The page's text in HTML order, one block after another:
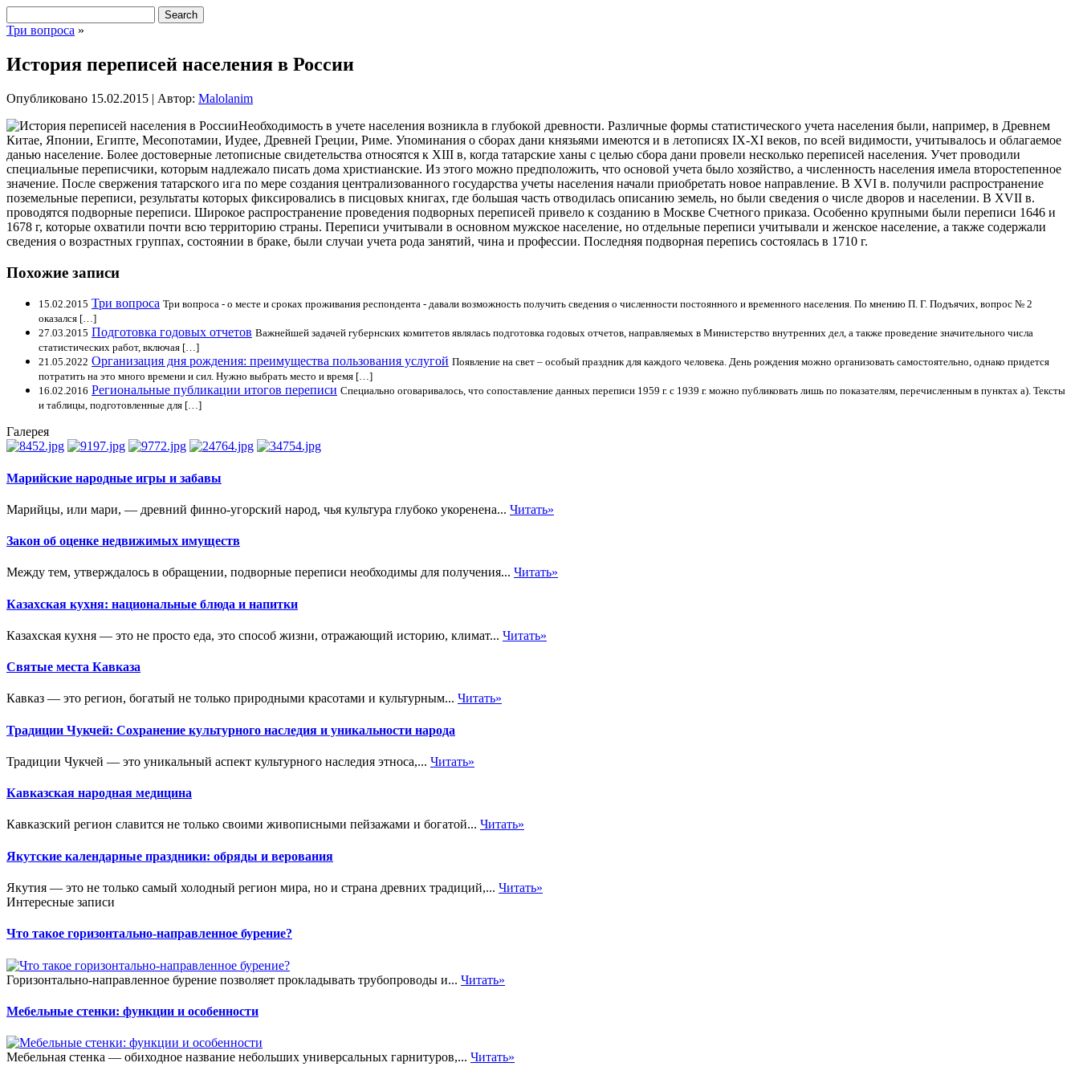
Три вопроса »
История переписей населения в России
Опубликовано 15.02.2015 | Автор: Malolanim
Необходимость в учете населения возникла в глубокой древности. Различные формы статистического учета населения были, например, в Древнем
Китае, Японии, Египте, Месопотамии, Иудее, Древней Греции, Риме. Упоминания о сборах дани князьями имеются и в летописях IX-XI веков, по всей видимости, учитывалось и облагаемое
данью население. Более достоверные летописные свидетельства относятся к XIII в, когда татарские ханы с целью сбора дани провели несколько переписей населения. Учет проводили
специальные переписчики, которым надлежало писать дома христианские. Из этого можно предположить, что основой учета было хозяйство, а численность населения имела второстепенное
значение. После свержения татарского ига по мере создания централизованного государства учеты населения начали приобретать новое направление. В XVI в. получили распространение
поземельные переписи, результаты которых фиксировались в писцовых книгах, где большая часть отводилась описанию земель, но были сведения о числе дворов и населении. В XVII в.
проводятся подворные переписи. Широкое распространение проведения подворных переписей привело к созданию в Москве Счетного приказа. Особенно крупными были переписи 1646 и
1678 г, которые охватили почти всю территорию страны. Переписи учитывали в основном мужское население, но отдельные переписи учитывали и женское население, а также содержали
сведения о возрастных группах, состоянии в браке, были случаи учета рода занятий, чина и профессии. Последняя подворная перепись состоялась в 1710 г.
Похожие записи
15.02.2015 Три вопроса Три вопроса - о месте и сроках проживания респондента - давали возможность получить сведения о численности постоянного и временного населения. По мнению П. Г. Подъячих, вопрос № 2
оказался […]
27.03.2015 Подготовка годовых отчетов Важнейшей задачей губернских комитетов являлась подготовка годовых отчетов, направляемых в Министерство внутренних дел, а также проведение значительного числа
статистических работ, включая […]
21.05.2022 Организация дня рождения: преимущества пользования услугой Появление на свет – особый праздник для каждого человека. День рождения можно организовать самостоятельно, однако придется
потратить на это много времени и сил. Нужно выбрать место и время […]
16.02.2016 Региональные публикации итогов переписи Специально оговаривалось, что сопоставление данных переписи 1959 г. с 1939 г. можно публиковать лишь по показателям, перечисленным в пунктах а). Тексты
и таблицы, подготовленные для […]
Галерея
Марийские народные игры и забавы
Марийцы, или мари, — древний финно-угорский народ, чья культура глубоко укоренена... Читать»
Закон об оценке недвижимых имуществ
Между тем, утверждалось в обращении, подворные переписи необходимы для получения... Читать»
Казахская кухня: национальные блюда и напитки
Казахская кухня — это не просто еда, это способ жизни, отражающий историю, климат... Читать»
Святые места Кавказа
Кавказ — это регион, богатый не только природными красотами и культурным... Читать»
Традиции Чукчей: Сохранение культурного наследия и уникальности народа
Традиции Чукчей — это уникальный аспект культурного наследия этноса,... Читать»
Кавказская народная медицина
Кавказский регион славится не только своими живописными пейзажами и богатой... Читать»
Якутские календарные праздники: обряды и верования
Якутия — это не только самый холодный регион мира, но и страна древних традиций,... Читать»
Интересные записи
Что такое горизонтально-направленное бурение?
Горизонтально-направленное бурение позволяет прокладывать трубопроводы и... Читать»
Мебельные стенки: функции и особенности
Мебельная стенка — обиходное название небольших универсальных гарнитуров,... Читать»